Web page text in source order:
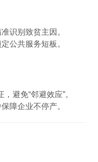
识别致贫主因。
公共服务短板。
避免“邻避效应”。
障企业不停产。